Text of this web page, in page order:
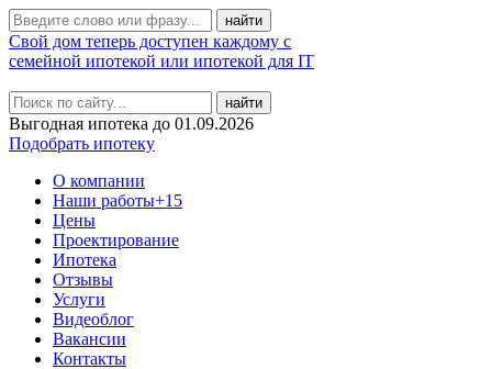
Свой дом теперь доступен каждому с
семейной ипотекой или ипотекой для IT
найти
Выгодная ипотека до 01.09.2026
Подобрать ипотеку
О компании
Наши работы+15
Цены
Проектирование
Ипотека
Отзывы
Услуги
Видеоблог
Вакансии
Контакты